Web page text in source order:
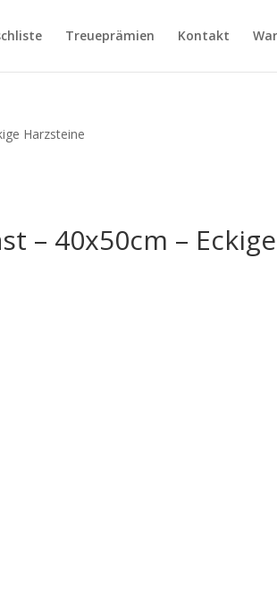
Treueprämien Kontakt
Harzsteine
– 40x50cm –